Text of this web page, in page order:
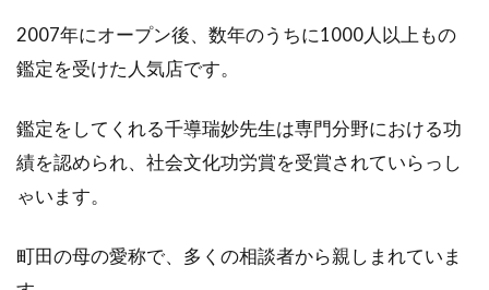
21店
舗一
覧
占
術
オ
ス
2007年にオープン後、数年のうちに1000人以上もの
鑑定を受けた人気店です。
鑑定をしてくれる千導瑞妙先生は専門分野における功
績を認められ、社会文化功労賞を受賞されていらっし
ゃいます。
町田の母の愛称で、多くの相談者から親しまれていま